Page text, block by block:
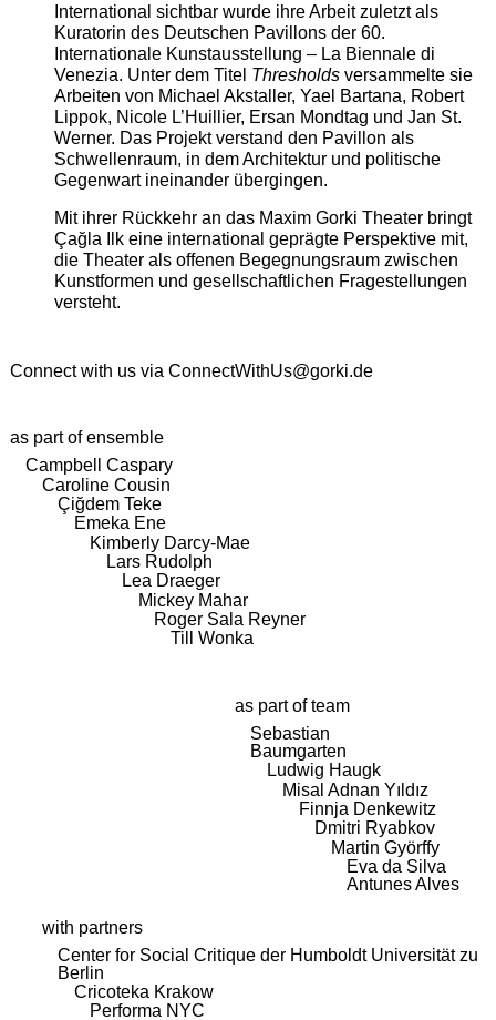
International sichtbar wurde ihre Arbeit zuletzt als
Kuratorin des Deutschen Pavillons der 60.
Internationale Kunstausstellung – La Biennale di
Venezia. Unter dem Titel Thresholdsversammelte sie
Arbeiten von Michael Akstaller, Yael Bartana, Robert
Lippok, Nicole L’Huillier, Ersan Mondtag und Jan St.
Werner. Das Projekt verstand den Pavillon als
Schwellenraum, in dem Architektur und politische
Gegenwart ineinander übergingen.
Mit ihrer Rückkehr an das Maxim Gorki Theater bringt
Çağla Ilk eine international geprägte Perspektive mit,
die Theater als offenen Begegnungsraum zwischen
Kunstformen und gesellschaftlichen Fragestellungen
versteht.
Connect with us via ConnectWithUs@gorki.de
as part of ensemble
Campbell Caspary
Caroline Cousin
Çiğdem Teke
Emeka Ene
Kimberly Darcy-Mae
Lars Rudolph
Lea Draeger
Mickey Mahar
Roger Sala Reyner
Till Wonka
as part of team
Sebastian
Baumgarten
Ludwig Haugk
Misal Adnan Yıldız
Finnja Denkewitz
Dmitri Ryabkov
Martin Györffy
Eva da Silva
Antunes Alves
with partners
Center for Social Critique der Humboldt Universität zu
Berlin
Cricoteka Krakow
Performa NYC